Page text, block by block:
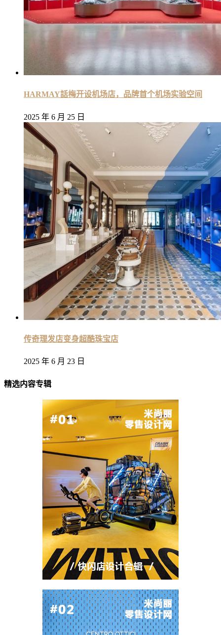
HARMAY話梅开设机场店，品牌首个机场实验空间
2025 年 6 月 25 日
传奇理发店变身超酷珠宝店
2025 年 6 月 23 日
精选内容专辑